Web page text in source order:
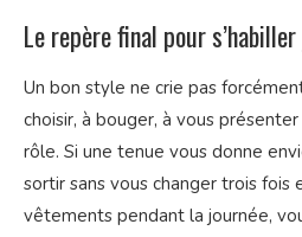
Le repère final pour
Un bon style ne crie pas
choisir, à bouger, à vous
rôle. Si une tenue vous donne
sortir sans vous changer trois fois
vêtements pendant la journée,